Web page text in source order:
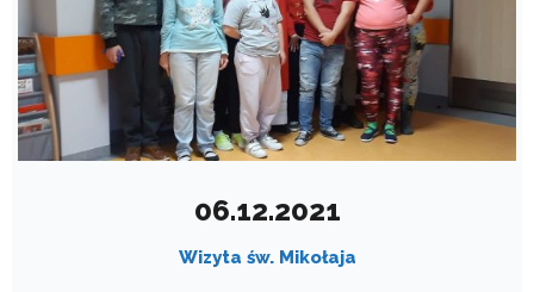
06.12.2021
Wizyta św. Mikołaja